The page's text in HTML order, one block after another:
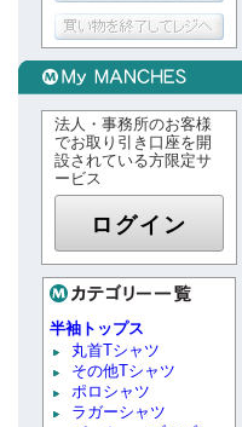
法人・事務所のお客様
でお取り引き口座を開
設されている方限定サ
ービス
ログイン
半袖トップス
丸首Tシャツ
その他Tシャツ
ポロシャツ
ラガーシャツ